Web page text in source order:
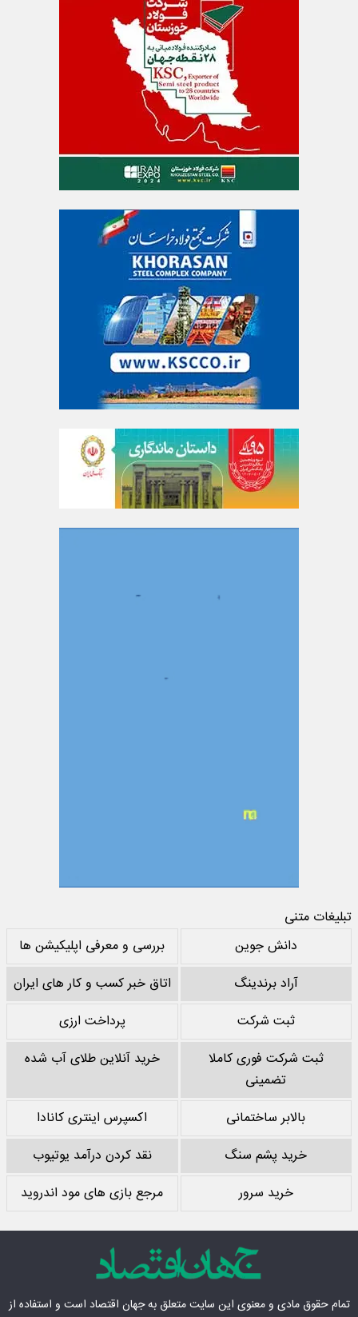
تبلیغات متنی
دانش جوین
بررسی و معرفی اپلیکیشن ها
آراد برندینگ
اتاق خبر کسب و کار های ایران
ثبت شرکت
پرداخت ارزی
ثبت شرکت فوری کاملا
تضمینی
خرید آنلاین طلای آب شده
بالابر ساختمانی
اکسپرس اینتری کانادا
خرید پشم سنگ
نقد کردن درآمد یوتیوب
خرید سرور
مرجع بازی های مود اندروید
تمام حقوق مادی‌ و معنوی این سایت متعلق بهجهان اقتصاد است و استفاده از